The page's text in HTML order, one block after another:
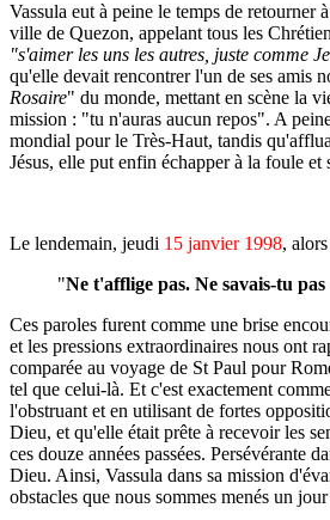
Vassula eut à peine le temps de
ville de Quezon, appelant tous les
"s'aimer les uns les autres, juste comme
qu'elle devait rencontrer l'un de ses amis
Rosaire" du monde, mettant en scène la
mission : "tu n'auras aucun repos". A
mondial pour le Très-Haut, tandis
Jésus, elle put enfin échapper à la foule et
Le lendemain, jeudi 15 janvier 1998,
"Ne t'afflige pas. Ne savais-tu
Ces paroles furent comme une brise
et les pressions extraordinaires nous ont
comparée au voyage de St Paul pour
tel que celui-là. Et c'est exactement
l'obstruant et en utilisant de fortes
Dieu, et qu'elle était prête à recevoir les
ces douze années passées.
Dieu. Ainsi, Vassula dans sa mission
obstacles que nous sommes menés un